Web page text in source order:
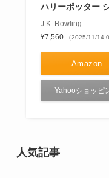
ハリーポッター
J.K. Rowling
¥7,560
（2025/11/14
Amazon
Yahooショッピ
人気記事